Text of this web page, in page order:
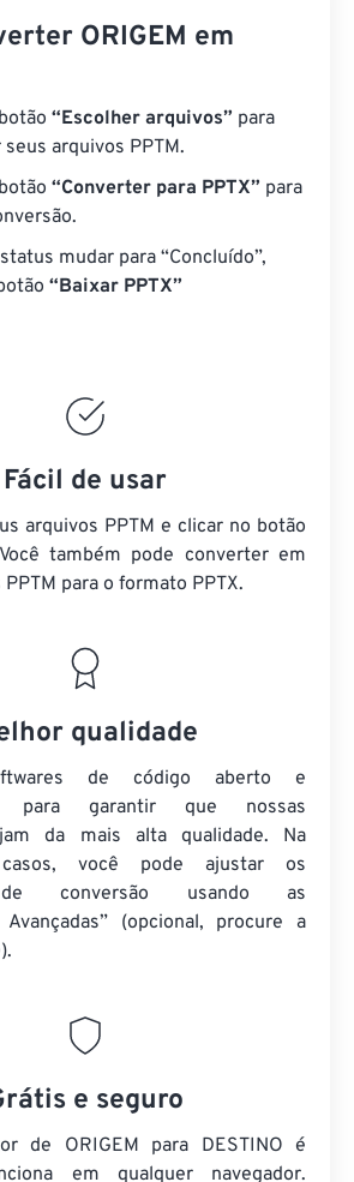
ORIGEM em
“Escolher arquivos” para
arquivos PPTM.
“Converter para PPTX” para
mudar para “Concluído”,
“Baixar PPTX”
Fácil de usar
arquivos PPTM e clicar no botão
também pode converter em
para o formato PPTX.
qualidade
de código aberto e
para garantir que nossas
da mais alta qualidade. Na
você pode ajustar os
de conversão usando as
Avançadas” (opcional, procure a
e seguro
de ORIGEM para DESTINO é
em qualquer navegador.